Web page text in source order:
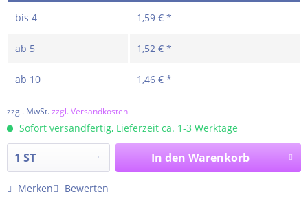
bis 4 1,59 € *
ab 5 1,52 € *
ab 10 1,46 € *
zzgl. MwSt.zzgl. Versandkosten
Sofort versandfertig, Lieferzeit ca. 1-3 Werktage
In den Warenkorb
Merken Bewerten